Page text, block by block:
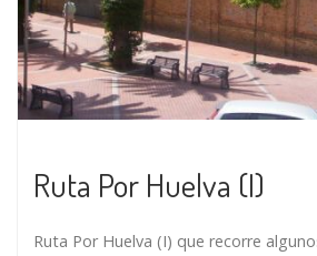
Ruta Por Huelva (I)
Ruta Por Huelva (I) que recorre